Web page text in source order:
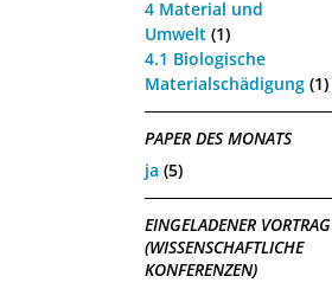
4 Material und
Umwelt (1)
4.1 Biologische
Materialschädigung (1)
PAPER DES MONATS
ja (5)
EINGELADENER VORTRAG
(WISSENSCHAFTLICHE
KONFERENZEN)